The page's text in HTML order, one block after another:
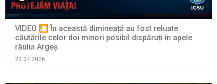
VIDEO 🎦 În această dimineață au fost reluate
căutările celor doi minori posibil dispăruți în apele
râului Argeș
23.07.2026